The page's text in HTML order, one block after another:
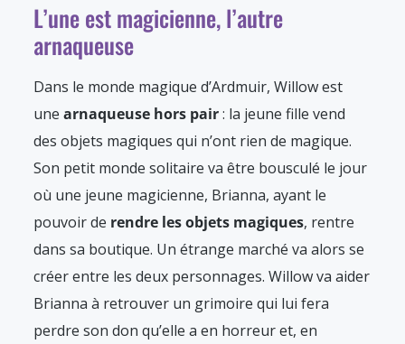
L’une est magicienne, l’autre
arnaqueuse
Dans le monde magique d’Ardmuir, Willow est
une arnaqueuse hors pair: la jeune fille vend
des objets magiques qui n’ont rien de magique.
Son petit monde solitaire va être bousculé le jour
où une jeune magicienne, Brianna, ayant le
pouvoir de rendre les objets magiques, rentre
dans sa boutique. Un étrange marché va alors se
créer entre les deux personnages. Willow va aider
Brianna à retrouver un grimoire qui lui fera
perdre son don qu’elle a en horreur et, en